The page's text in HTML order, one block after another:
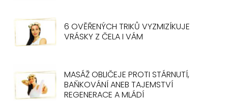
6 OVĚŘENÝCH TRIKŮ VYZMIZÍKUJE
VRÁSKY Z ČELA I VÁM
MASÁŽ OBLIČEJE PROTI STÁRNUTÍ,
BAŇKOVÁNÍ ANEB TAJEMSTVÍ
REGENERACE A MLÁDÍ